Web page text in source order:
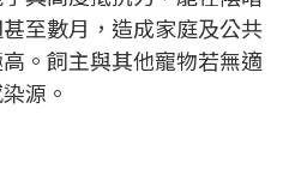
至數月，造成家庭及公共
。飼主與其他寵物若無適
源。